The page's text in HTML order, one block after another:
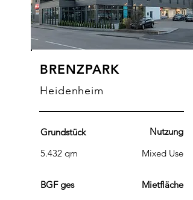
BRENZPARK
Heidenheim
Grundstück
5.432 qm
BGF ges
Nutzung
Mixed Use
Mietfläche